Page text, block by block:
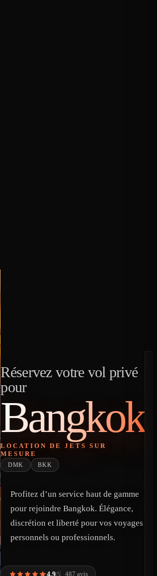
Réservez votre vol privé
pour
Bangkok
LOCATION DE JETS SUR
MESURE
DMK BKK
Profitez d’un service haut de gamme
pour rejoindre Bangkok. Élégance,
discrétion et liberté pour vos voyages
personnels ou professionnels.
4,9/5 487 avis